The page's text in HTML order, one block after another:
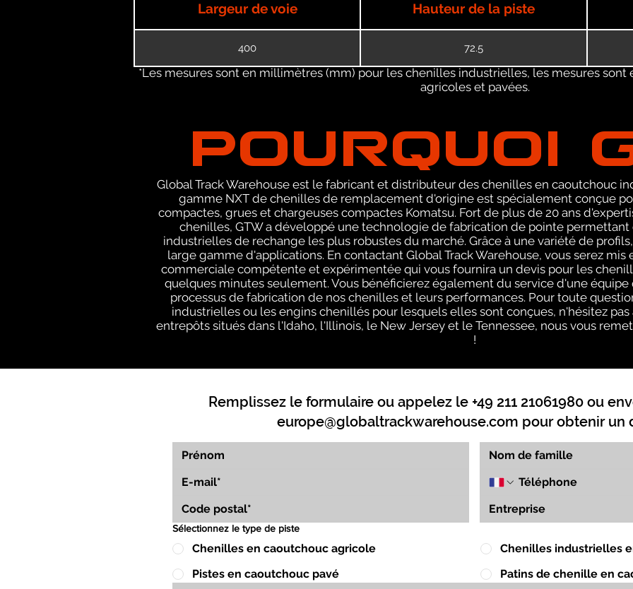
Largeur de voie Hauteur de la piste
400 72.5
*Les mesures sont en millimètres (mm) pour les chenilles industrielles, les mesures sont
agricoles et pavées.
POURQUOI
Global Track Warehouse est le fabricant et distributeur des chenilles en caoutchouc
gamme NXT de chenilles de remplacement d'origine est spécialement conçue
compactes, grues et chargeuses compactes Komatsu. Fort de plus de 20 ans
chenilles, GTW a développé une technologie de fabrication de pointe
industrielles de rechange les plus robustes du marché. Grâce à une variété de
large gamme d'applications. En contactant Global Track Warehouse, vous serez
commerciale compétente et expérimentée qui vous fournira un devis pour les
quelques minutes seulement. Vous bénéficierez également du service d'une
processus de fabrication de nos chenilles et leurs performances. Pour toute
industrielles ou les engins chenillés pour lesquels elles sont conçues, n'hésitez pas
entrepôts situés dans l'Idaho, l'Illinois, le New Jersey et le Tennessee, nous vous
!
Remplissez le formulaire ou appelez le +49 211 21061980 ou
europe@globaltrackwarehouse.com pour obtenir un
Sélectionnez le type de piste
Chenilles en caoutchouc agricole
Chenilles industrielles
Pistes en caoutchouc pavé
Patins de chenille en